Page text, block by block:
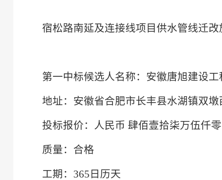
宿松路南延及连接线项目供水管线迁
第一中标候选人名称：安徽唐旭建设
地址：安徽省合肥市长丰县水湖镇双
投标报价：人民币 肆佰壹拾柒万伍仟
质量：合格
工期： 365日历天